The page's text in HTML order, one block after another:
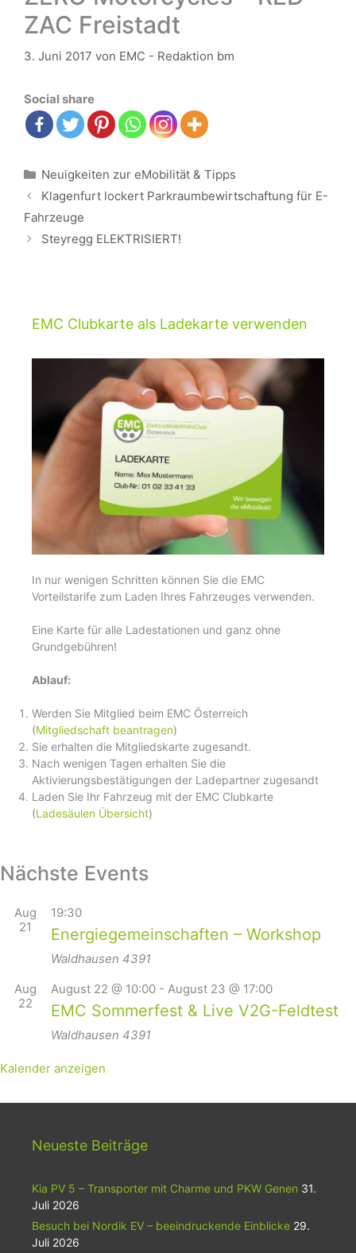
ZAC Freistadt
3. Juni 2017 von EMC - Redaktion bm
Social share
Kategorien
Neuigkeiten zur eMobilität & Tipps
Beitrags-
Navigation
Klagenfurt lockert Parkraumbewirtschaftung für E-
Fahrzeuge
Steyregg ELEKTRISIERT!
EMC Clubkarte als Ladekarte verwenden
In nur wenigen Schritten können Sie die EMC
Vorteilstarife zum Laden Ihres Fahrzeuges verwenden.
Eine Karte für alle Ladestationen und ganz ohne
Grundgebühren!
Ablauf:
Werden Sie Mitglied beim EMC Österreich
(Mitgliedschaft beantragen)
Sie erhalten die Mitgliedskarte zugesandt.
Nach wenigen Tagen erhalten Sie die
Aktivierungsbestätigungen der Ladepartner zugesandt
Laden Sie Ihr Fahrzeug mit der EMC Clubkarte
(Ladesäulen Übersicht)
Nächste Events
Aug
21
19:30
Energiegemeinschaften – Workshop
Waldhausen 4391
Aug
22
August 22 @ 10:00 - August 23 @ 17:00
EMC Sommerfest & Live V2G-Feldtest
Waldhausen 4391
Kalender anzeigen
Neueste Beiträge
Kia PV 5 – Transporter mit Charme und PKW Genen 31.
Juli 2026
Besuch bei Nordik EV – beeindruckende Einblicke 29.
Juli 2026